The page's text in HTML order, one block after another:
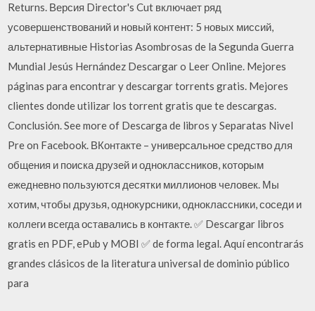
Returns. Версия Director's Cut включает ряд
усовершенствований и новый контент: 5 новых миссий,
альтернативные Historias Asombrosas de la Segunda Guerra
Mundial Jesús Hernández Descargar o Leer Online. Mejores
páginas para encontrar y descargar torrents gratis. Mejores
clientes donde utilizar los torrent gratis que te descargas.
Conclusión. See more of Descarga de libros y Separatas Nivel
Pre on Facebook. ВКонтакте – универсальное средство для
общения и поиска друзей и одноклассников, которым
ежедневно пользуются десятки миллионов человек. Мы
хотим, чтобы друзья, однокурсники, одноклассники, соседи и
коллеги всегда оставались в контакте. ✅ Descargar libros
gratis en PDF, ePub y MOBI ✅ de forma legal. Aquí encontrarás
grandes clásicos de la literatura universal de dominio público
para